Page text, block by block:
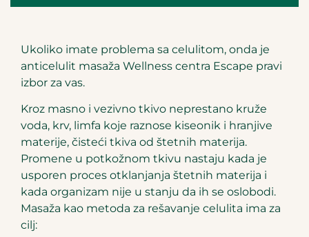
Ukoliko imate problema sa celulitom, onda je
anticelulit masaža Wellness centra Escape pravi
izbor za vas.
Kroz masno i vezivno tkivo neprestano kruže
voda, krv, limfa koje raznose kiseonik i hranjive
materije, čisteći tkiva od štetnih materija.
Promene u potkožnom tkivu nastaju kada je
usporen proces otklanjanja štetnih materija i
kada organizam nije u stanju da ih se oslobodi.
Masaža kao metoda za rešavanje celulita ima za
cilj: